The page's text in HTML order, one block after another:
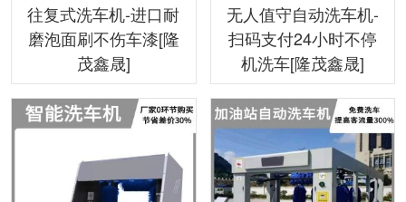
往复式洗车机-进口耐
磨泡面刷不伤车漆[隆
茂鑫晟]
无人值守自动洗车机-
扫码支付24小时不停
机洗车[隆茂鑫晟]